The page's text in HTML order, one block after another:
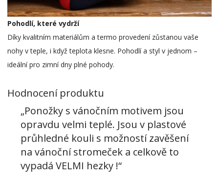
Pohodlí, které vydrží
Díky kvalitním materiálům a termo provedení zůstanou vaše
nohy v teple, i když teplota klesne. Pohodlí a styl v jednom –
ideální pro zimní dny plné pohody.
Hodnocení produktu
„Ponožky s vánočním motivem jsou
opravdu velmi teplé. Jsou v plastové
průhledné kouli s možností zavěšení
na vánoční stromeček a celkově to
vypadá VELMI hezky !“